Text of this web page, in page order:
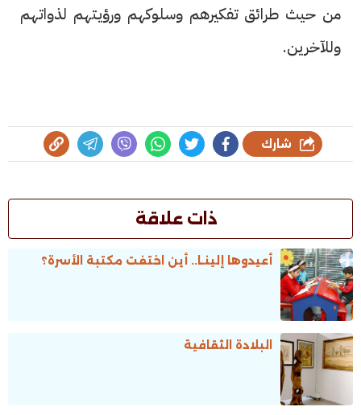
من حيث طرائق تفكيرهم وسلوكهم ورؤيتهم لذواتهم
وللآخرين.
شارك
ذات علاقة
أعيدوها إلينـا.. أين اختفت مكتبة الأسرة؟
البلادة الثقافية